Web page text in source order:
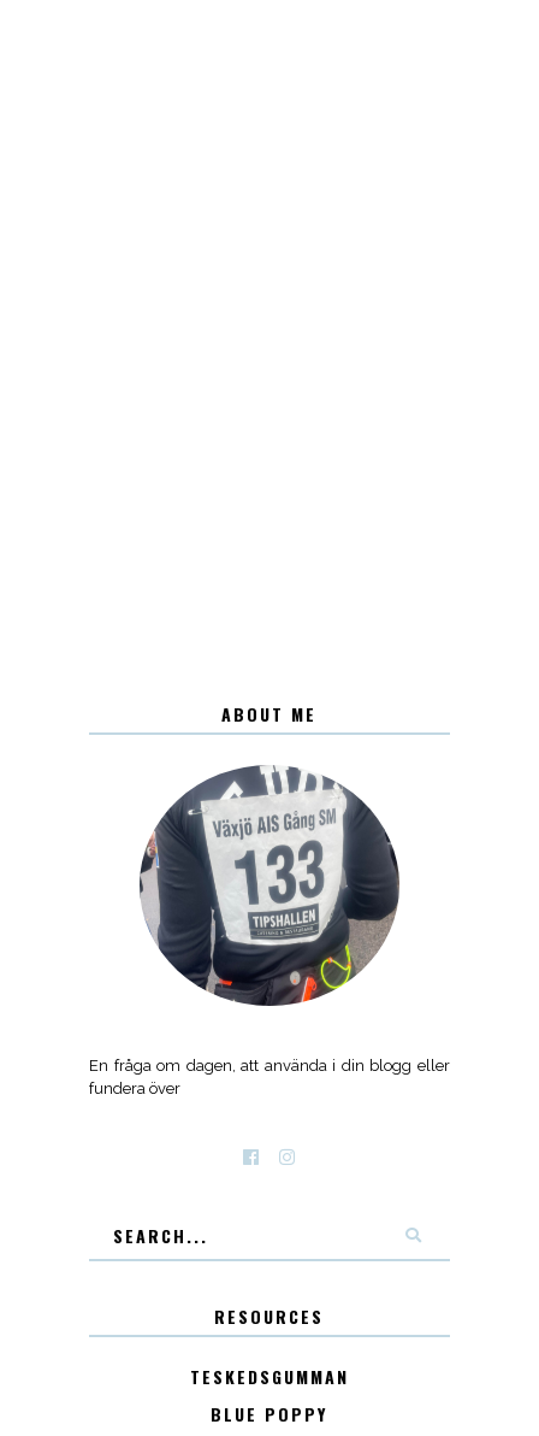
ABOUT ME
En fråga om dagen, att använda i din blogg eller
fundera över
RESOURCES
TESKEDSGUMMAN
BLUE POPPY